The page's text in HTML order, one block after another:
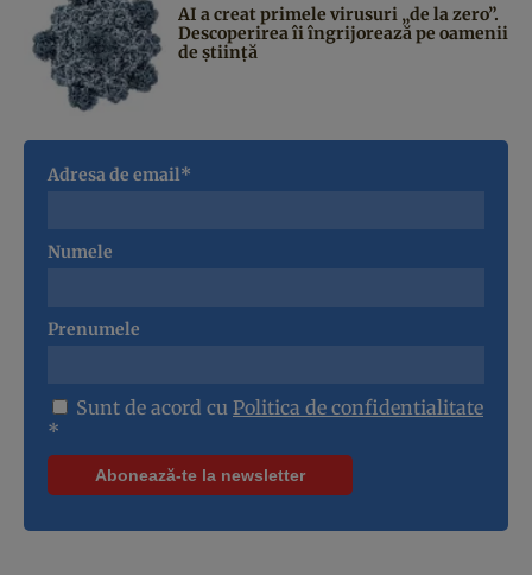
AI a creat primele virusuri „de la zero”.
Descoperirea îi îngrijorează pe oamenii
de știință
Adresa de email*
Numele
Prenumele
Sunt de acord cu Politica de confidentialitate
*